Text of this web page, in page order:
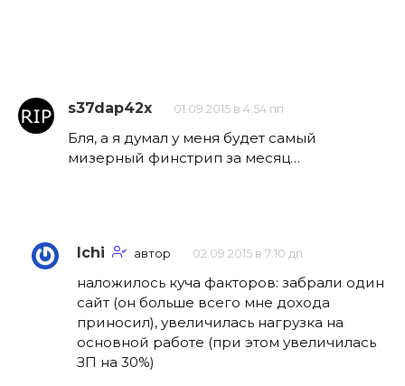
s37dap42x 01.09.2015 в 4:54 пп
Бля, а я думал у меня будет самый
мизерный финстрип за месяц…
Ichi автор 02.09.2015 в 7:10 дп
наложилось куча факторов: забрали один
сайт (он больше всего мне дохода
приносил), увеличилась нагрузка на
основной работе (при этом увеличилась
ЗП на 30%)